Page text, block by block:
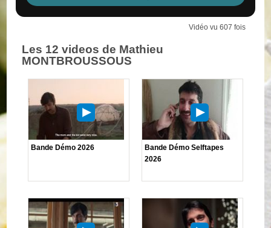
Vidéo vu 607 fois
Les 12 videos de Mathieu
MONTBROUSSOUS
Bande Démo 2026
Bande Démo Selftapes
2026